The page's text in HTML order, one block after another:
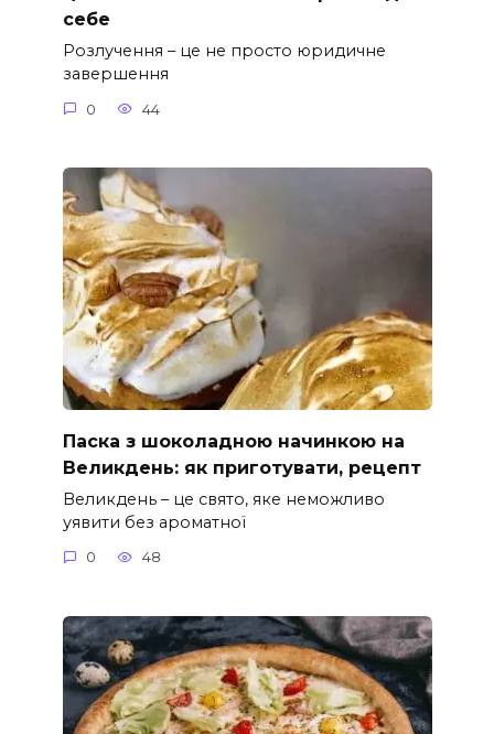
себе
Розлучення – це не просто юридичне
завершення
0 44
Паска з шоколадною начинкою на
Великдень: як приготувати, рецепт
Великдень – це свято, яке неможливо
уявити без ароматної
0 48